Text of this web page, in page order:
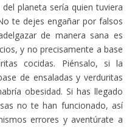
planeta sería quien tuviera
te dejes engañar por falsos
de manera sana es
y no precisamente a base
cocidas. Piénsalo, si la
de ensaladas y verduritas
obesidad. Si has llegado
no te han funcionado, así
errores y aventúrate a